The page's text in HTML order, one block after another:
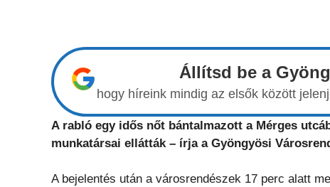
Állítsd be a
hogy híreink mindig az elsők között
A rabló egy idős nőt bántalmazott a Mérges
munkatársai ellátták – írja a Gyöngyösi
A bejelentés után a városrendészek 17 perc alatt